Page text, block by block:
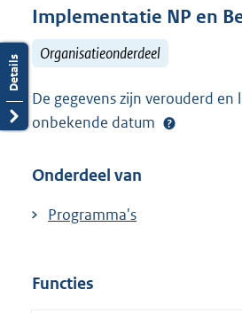
Implementatie NP en
Organisatieonderdeel
De gegevens zijn verouderd
onbekende datum
Onderdeel van
Programma's
Functies